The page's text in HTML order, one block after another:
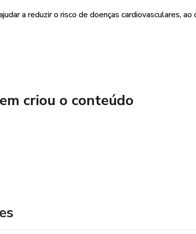
a reduzir o risco de doenças cardiovasculares,
criou o conteúdo